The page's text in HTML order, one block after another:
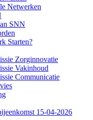
Netwerken
SNN
Starten?
Zorginnovatie
Vakinhoud
Communicatie
15-04-2026